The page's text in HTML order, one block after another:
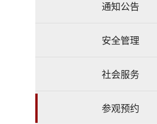
通知公告
安全管理
社会服务
参观预约